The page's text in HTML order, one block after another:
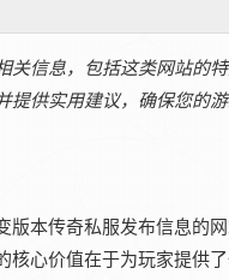
关信息，包括这类网站的
提供实用建议，确保您的
版本传奇私服发布信息的
核心价值在于为玩家提供